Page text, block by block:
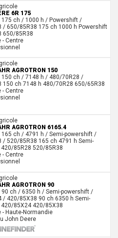
6R 175
175 ch / 1000 h / Powershift /
/ 650/85R38 175 ch 1000 h Powershift
650/85R38
- Centre
AGROTRON 150
150 ch / 7148 h / 480/70R28 /
150 ch 7148 h 480/70R28 650/65R38
- Centre
AGROTRON 6165.4
ch / 4791 h / Semi-powershift /
/ 520/85R38 165 ch 4791 h Semi-
420/85R28 520/85R38
- Centre
AGROTRON 90
90 ch / 6350 h / Semi-powershift /
/ 420/85X38 90 ch 6350 h Semi-
420/85X24 420/85X38
- Haute-Normandie
John Deere